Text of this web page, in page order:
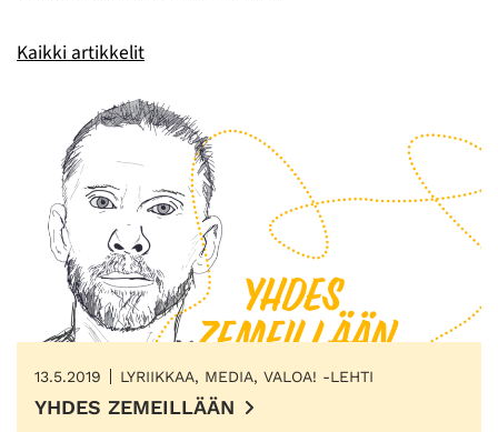
Kaikki artikkelit
13.5.2019 LYRIIKKAA, MEDIA, VALOA! -LEHTI
YHDES ZEMEILLÄÄN